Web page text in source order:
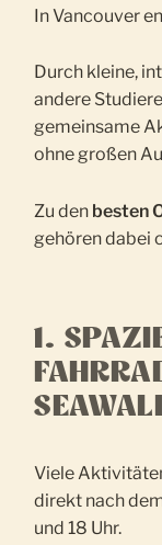
In Vancouver
Durch kleine,
andere
gemeinsame
ohne großen
Zu den besten
gehören dabei
1.
Viele
direkt nach
und 18 Uhr.